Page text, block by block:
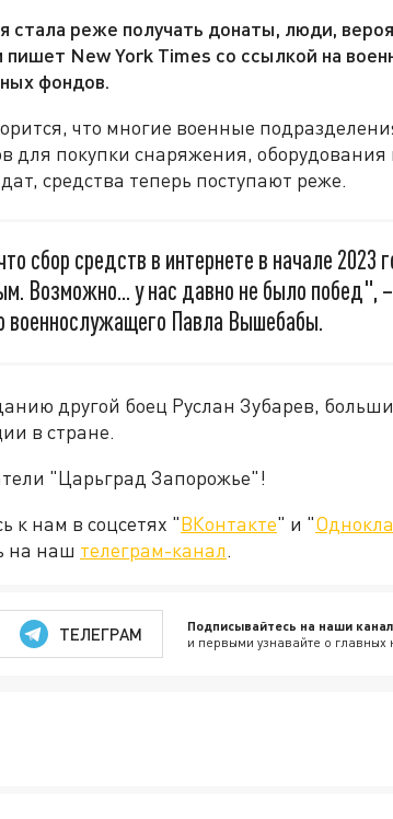
стала реже получать донаты, люди,
пишет New York Times со ссылкой на
фондов.
что многие военные
для покупки снаряжения,
средства теперь поступают реже.
сбор средств в интернете в начале 2023
Возможно... у нас давно не было побед", –
военнослужащего Павла Вышебабы.
другой боец Руслан Зубарев,
в стране.
"Царьград Запорожье"!
к нам в соцсетях "ВКонтакте" и "
на наш телеграм-канал.
ТЕЛЕГРАМ Подписывайтесь на наши
и первыми узнавайте о